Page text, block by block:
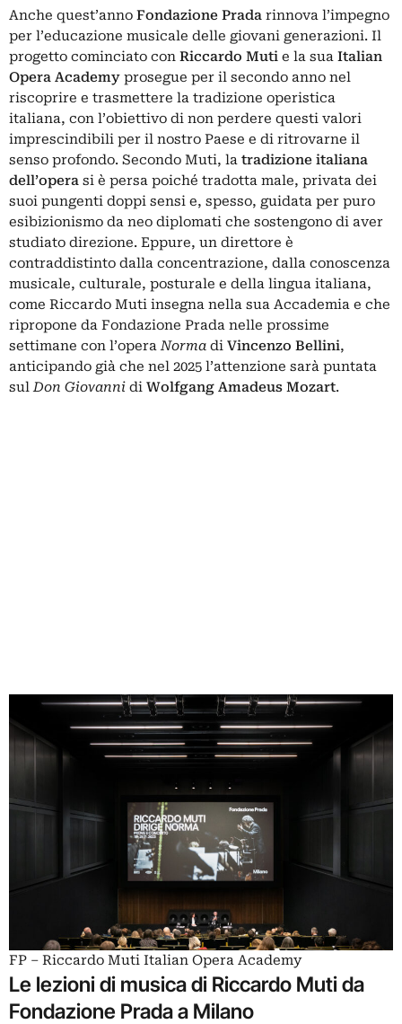
Anche quest’anno Fondazione Prada rinnova l’impegno
per l’educazione musicale delle giovani generazioni. Il
progetto cominciato con Riccardo Muti e la sua Italian
Opera Academy prosegue per il secondo anno nel
riscoprire e trasmettere la tradizione operistica
italiana, con l’obiettivo di non perdere questi valori
imprescindibili per il nostro Paese e di ritrovarne il
senso profondo. Secondo Muti, la tradizione italiana
dell’opera si è persa poiché tradotta male, privata dei
suoi pungenti doppi sensi e, spesso, guidata per puro
esibizionismo da neo diplomati che sostengono di aver
studiato direzione. Eppure, un direttore è
contraddistinto dalla concentrazione, dalla conoscenza
musicale, culturale, posturale e della lingua italiana,
come Riccardo Muti insegna nella sua Accademia e che
ripropone da Fondazione Prada nelle prossime
settimane con l’operaNorma di Vincenzo Bellini,
anticipando già che nel 2025 l’attenzione sarà puntata
sulDon Giovanni di Wolfgang Amadeus Mozart.
FP – Riccardo Muti Italian Opera Academy
Le lezioni di musica di Riccardo Muti da
Fondazione Prada a Milano